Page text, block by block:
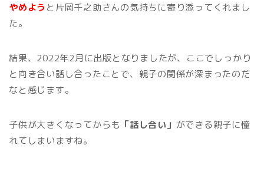
やめよう と片岡千之助さんの気持ちに寄り添ってくれまし
た。
結果、2022年2月に出版となりましたが、ここでしっかり
と向き合い話し合ったことで、親子の関係が深まったのだ
なと感じます。
子供が大きくなってからも 「話し合い」 ができる親子に憧
れてしまいますね。